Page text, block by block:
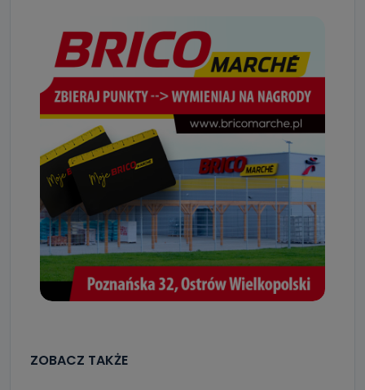
ZOBACZ TAKŻE